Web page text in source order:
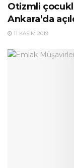
Otizmli
Ankara’da
11 KASIM 2019